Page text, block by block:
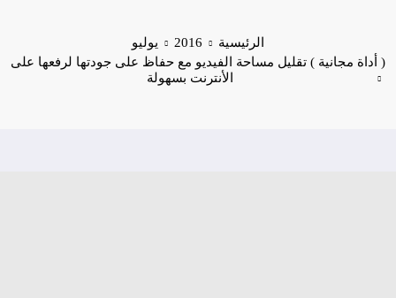
الرئيسية 2016
يوليو
( أداة مجانية ) تقليل مساحة الفيديو مع حفاظ على جودتها لرفعها على
الأنترنت بسهولة